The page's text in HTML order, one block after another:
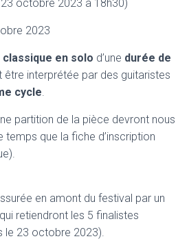
octobre 2023 à 18h30)
2023
en solo d’une durée de
être interprétée par des guitaristes
cycle.
partition de la pièce devront nous
que la fiche d’inscription
en amont du festival par un
retiendront les 5 finalistes
le 23 octobre 2023).